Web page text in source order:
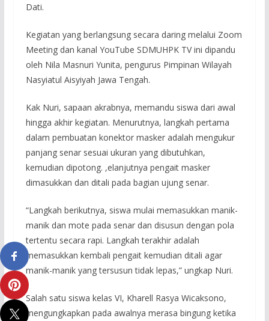
Dati.
Kegiatan yang berlangsung secara daring melalui Zoom
Meeting dan kanal YouTube SDMUHPK TV ini dipandu
oleh Nila Masnuri Yunita, pengurus Pimpinan Wilayah
Nasyiatul Aisyiyah Jawa Tengah.
Kak Nuri, sapaan akrabnya, memandu siswa dari awal
hingga akhir kegiatan. Menurutnya, langkah pertama
dalam pembuatan konektor masker adalah mengukur
panjang senar sesuai ukuran yang dibutuhkan,
kemudian dipotong. ,elanjutnya pengait masker
dimasukkan dan ditali pada bagian ujung senar.
“Langkah berikutnya, siswa mulai memasukkan manik-
manik dan mote pada senar dan disusun dengan pola
tertentu secara rapi. Langkah terakhir adalah
memasukkan kembali pengait kemudian ditali agar
manik-manik yang tersusun tidak lepas,” ungkap Nuri.
Salah satu siswa kelas VI, Kharell Rasya Wicaksono,
mengungkapkan pada awalnya merasa bingung ketika